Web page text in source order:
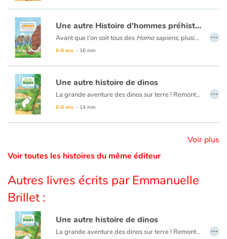
Formats et illustrations
Catalogue anglais
Contraste +
Aide
Famille
Écoles
Médiathèques
Vidéos & Tutoriaux
Une autre Histoire d'hommes préhistoriques • À la conquête du monde
Avant que l’on soit tous des Homo sapiens, plusieurs espèces d’Hommes vivaient sur la planète. En Europe, c’étaient les Néandertaliens ! Puis, autour de - 45 000,
6-8 ans - 16 min
…
Une autre histoire de dinos
La grande aventure des dinos sur terre ! Remontons le temps ensemble jusqu’à la naissance de la vie et plongeons dans l’ère des dinosaures ! Quelles différences entre les dinos herbivores et les carnivores ? Quelles autres espèces vivaient en même temps qu’eux ? Pourquoi ont-ils tous disparu ?
6-8 ans - 14 min
…
Voir plus
Voir toutes les histoires du même éditeur
Autres livres écrits par Emmanuelle
Brillet :
Une autre histoire de dinos
La grande aventure des dinos sur terre ! Remontons le temps ensemble jusqu’à la naissance de la vie et plongeons dans l’ère des dinosaures ! Quelles différences entre les dinos herbivores et les carnivores ? Quelles autres espèces vivaient en même temps qu’eux ? Pourquoi ont-ils tous disparu ? …